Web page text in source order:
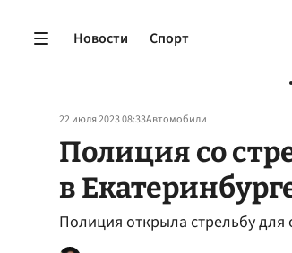
Новости Спорт
22 июля 2023 08:33Автомобили
Полиция со
в
Полиция открыла стрельбу для